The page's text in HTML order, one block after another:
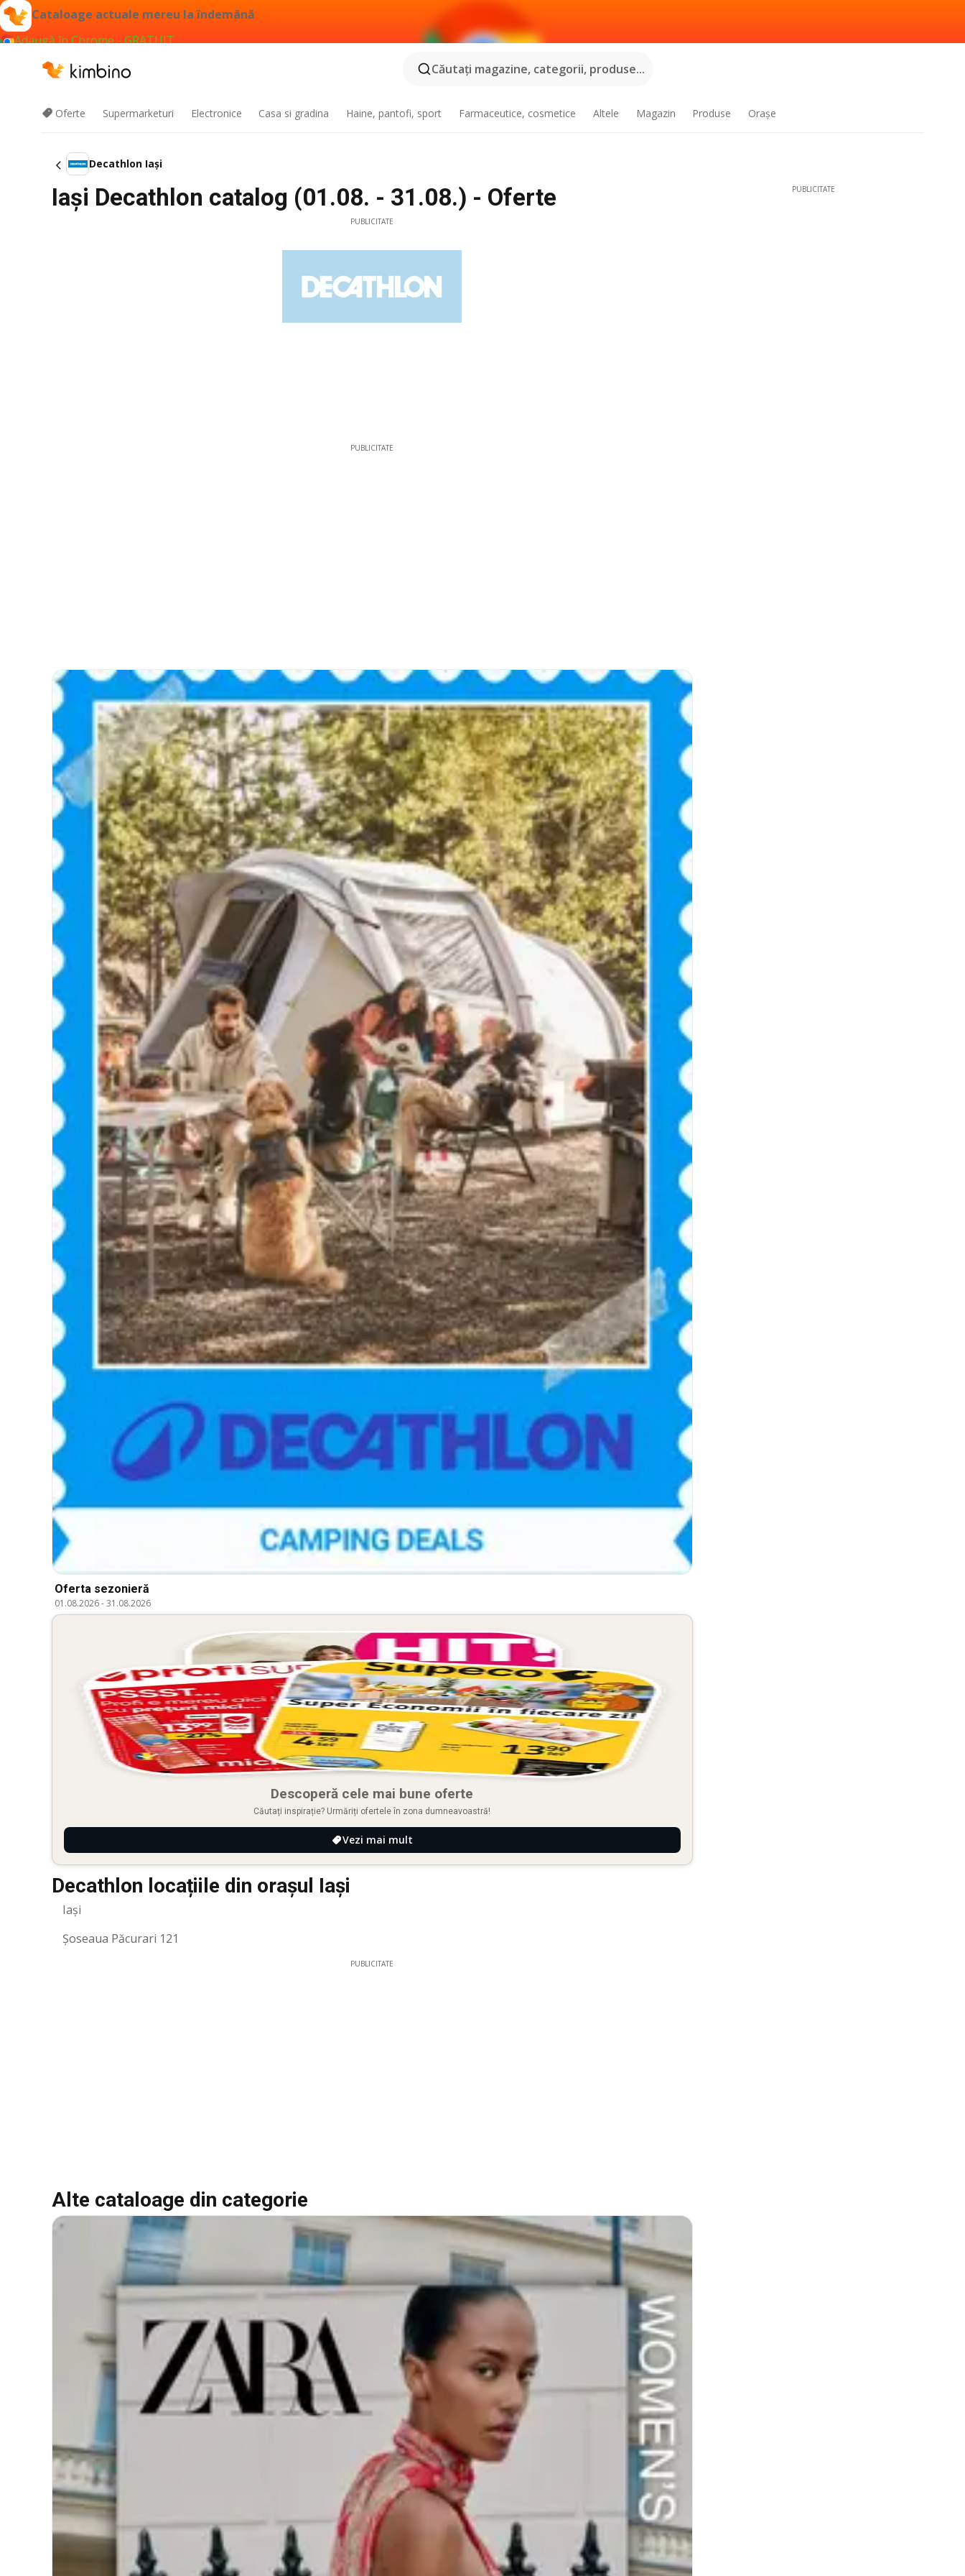
Cataloage actuale mereu la îndemână
Adaugă în Chrome - GRATUIT
Căutaţi magazine, categorii, produse...
Oferte Supermarketuri Electronice Casa si gradina Haine, pantofi, sport Farmaceutice, cosmetice Altele Magazin Produse Oraşe
Decathlon Iași
Iași Decathlon catalog (01.08. - 31.08.) - Oferte
PUBLICITATE
PUBLICITATE
Oferta sezonieră
01.08.2026-31.08.2026
Descoperă cele mai bune oferte
Căutați inspirație? Urmăriți ofertele în zona dumneavoastră!
Vezi mai mult
Decathlon locațiile din orașul Iași
Iași
Șoseaua Păcurari 121
PUBLICITATE
Alte cataloage din categorie
PUBLICITATE